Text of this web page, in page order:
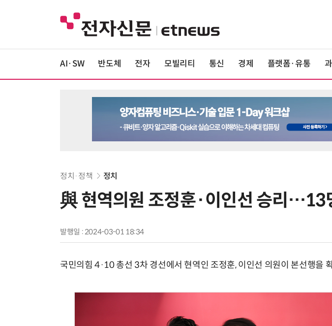
AI·SW 반도체 전자 모빌리티 통신 경제 플랫폼·유통
정치·정책 정치
與 현역의원 조정훈·이인선 승리…13
발행일 : 2024-03-01 18:34
국민의힘 4·10 총선 3차 경선에서 현역인 조정훈, 이인선 의원이 본선행을
6
올
폭
관,
8
한병
국
다'